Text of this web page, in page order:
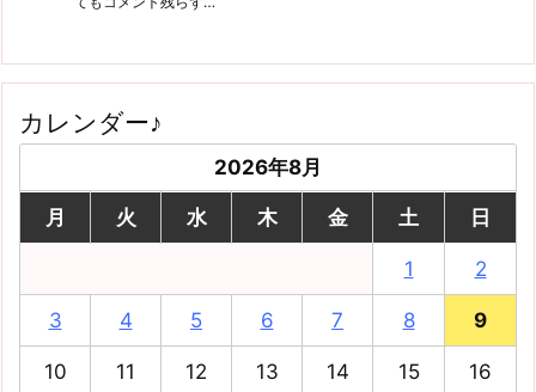
カレンダー♪
2026年8月
月 火 水 木 金 土 日
1 2
3 4 5 6 7 8 9
10 11 12 13 14 15 16